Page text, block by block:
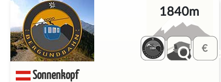
Sonnenkopf
1840m